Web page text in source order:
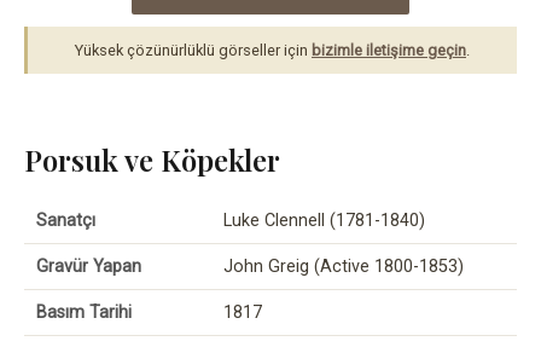
Yüksek çözünürlüklü görseller için bizimle iletişime geçin.
Porsuk ve Köpekler
Sanatçı Luke Clennell (1781-1840)
Gravür Yapan John Greig (Active 1800-1853)
Basım Tarihi 1817